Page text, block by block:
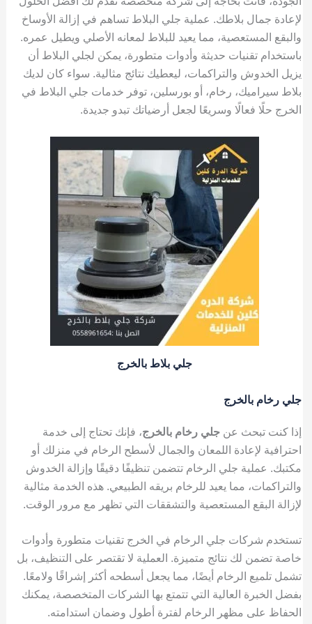
لإعادة جمال بلاطك. عملية جلي البلاط تساهم في إزالة الأوساخ
والبقع المستعصية، مما يعيد للبلاط لمعانه الأصلي ويطيل عمره.
باستخدام تقنيات حديثة وأدوات متطورة، يمكن لجلي البلاط أن
يزيل الخدوش والتراكمات، ليعطيك نتائج مثالية. سواء كان لديك
بلاط سيراميك، رخام، أو بورسلين، توفر خدمات جلي البلاط في
الخرج حلًا فعالًا وسريعًا لجعل أرضياتك تبدو جديدة.
جلي بلاط بالخرج
جلي رخام بالخرج
إذا كنت تبحث عن جلي رخام بالخرج، فإنك تحتاج إلى خدمة
احترافية لإعادة اللمعان والجمال لأسطح الرخام في منزلك أو
مكتبك. عملية جلي الرخام تتضمن تنظيفًا دقيقًا وإزالة الخدوش
والتراكمات، مما يعيد للرخام بريقه الطبيعي. هذه الخدمة مثالية
لإزالة البقع المستعصية والتشققات التي تظهر مع مرور الوقت.
تستخدم شركات جلي الرخام في الخرج تقنيات متطورة وأدوات
خاصة تضمن لك نتائج متميزة. العملية لا تقتصر على التنظيف، بل
تشمل تلميع الرخام أيضًا، مما يجعل أسطحه أكثر إشراقًا ولامعًا.
بفضل الخبرة العالية التي تتمتع بها الشركات المتخصصة، يمكنك
الحفاظ على مظهر الرخام لفترة أطول وضمان استدامته.